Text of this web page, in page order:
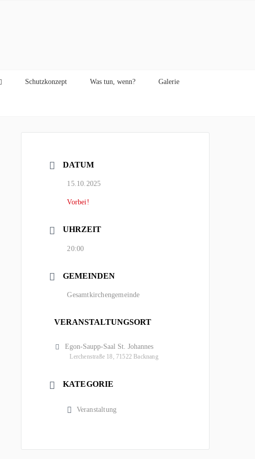
Schutzkonzept Was tun, wenn? Galerie
DATUM
15.10.2025
Vorbei!
UHRZEIT
20:00
GEMEINDEN
Gesamtkirchengemeinde
VERANSTALTUNGSORT
Egon-Saupp-Saal St. Johannes
Lerchenstraße 18, 71522 Backnang
KATEGORIE
Veranstaltung